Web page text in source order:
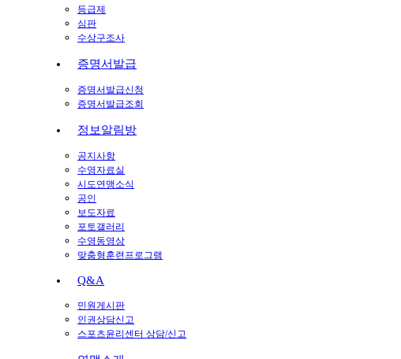
등급제
심판
수상구조사
증명서발급
증명서발급신청
증명서발급조회
정보알림방
공지사항
수영자료실
시도연맹소식
공인
보도자료
포토갤러리
수영동영상
맞춤형훈련프로그램
Q&A
민원게시판
인권상담신고
스포츠윤리센터 상담/신고